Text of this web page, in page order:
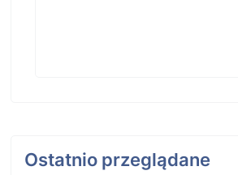
Ostatnio przeglądane